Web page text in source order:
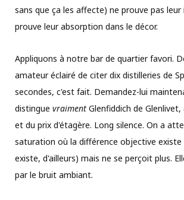
sans que ça les affecte) ne prouve pas leur
prouve leur absorption dans le décor.
Appliquons à notre bar de quartier favori.
amateur éclairé de citer dix distilleries de
secondes, c'est fait. Demandez-lui
distingue vraiment Glenfiddich de
et du prix d'étagère. Long silence. On a
saturation où la différence objective existe
existe, d'ailleurs) mais ne se perçoit plus.
par le bruit ambiant.